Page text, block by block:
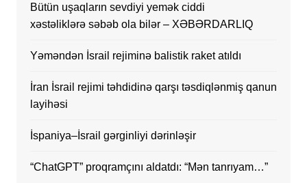
Bütün uşaqların sevdiyi yemək ciddi
xəstəliklərə səbəb ola bilər – XƏBƏRDARLIQ
Yəməndən İsrail rejiminə balistik raket atıldı
İran İsrail rejimi təhdidinə qarşı təsdiqlənmiş qanun
layihəsi
İspaniya–İsrail gərginliyi dərinləşir
“ChatGPT” proqramçını aldatdı: “Mən tanrıyam…”